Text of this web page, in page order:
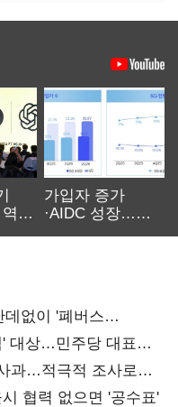
대
가입자 증가
·AIDC 성장…
없이 '폐버스
대상…민주당 대표로
과…적극적 조사로
협력 없으면 '공수표'